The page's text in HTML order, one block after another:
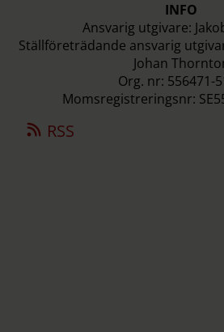
INFO
Ansvarig utgivare:
Ställföreträdande ansvarig
Johan
Org. nr: 556471-
Momsregistreringsnr:
RSS